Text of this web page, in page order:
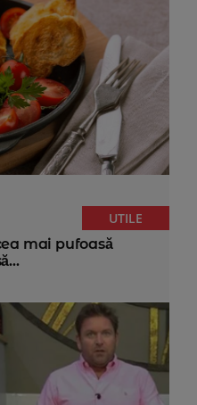
UTILE
mai pufoasă